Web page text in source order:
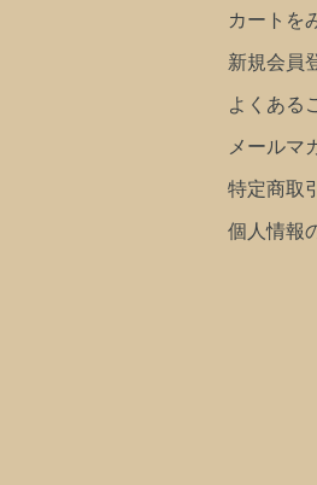
カートを
新規会員
よくある
メールマ
特定商取
個人情報